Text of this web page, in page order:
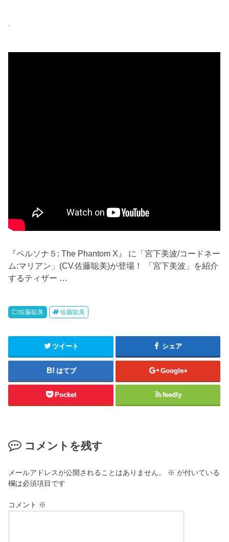
『ペルソナ５: The Phantom X』 に「宮下美波/コードネー
ム:マリアン」(CV.佐藤聡美)が登場！ 「宮下美波」を紹介
するティザー …
佐藤聡美 佐藤聡美
ツイート シェア
はてブ Google+
Pocket feedly
コメントを残す
メールアドレスが公開されることはありません。 ※ が付いている
欄は必須項目です
コメント ※